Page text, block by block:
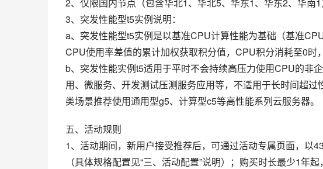
3、突发性能型t5实例说明：
a、突发性能型t5实例是以基准CPU计算性能为基础（基准
CPU使用率差值的累计加权获取积分值，CPU积分消耗至0时
b、突发性能实例t5适用于平时不会持续高压力使用CPU的非
用、微服务、开发测试压测服务应用等，不适用于长时间超
类场景推荐使用通用型g5、计算型c5等高性能系列云服务器。
五、活动规则
1、活动期间，新用户接受推荐后，可通过活动专属页面，以
（具体规格配置见“三、活动配置”说明）；购买时长最少1年起